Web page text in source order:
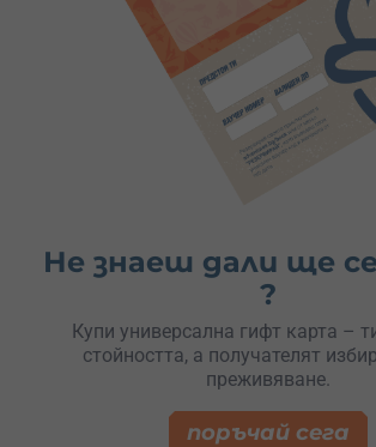
Не знаеш дали ще
?
Купи универсална гифт карта –
стойността, а получателят
преживяване.
поръчай сега